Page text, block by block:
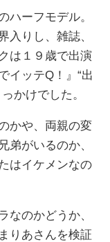
ハーフモデル。
入りし、雑誌、
は１９歳で出演
イッテQ！』“出
かけでした。
かや、両親の変
弟がいるのか、
はイケメンなの
なのかどうか、
りあさんを検証